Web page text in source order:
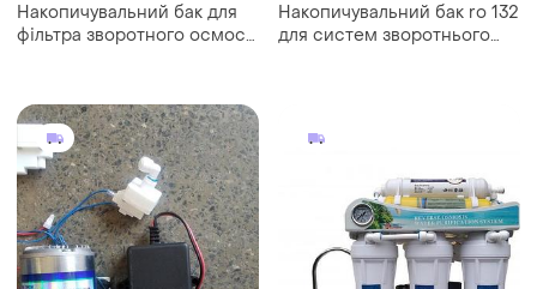
Накопичувальний бак для
фільтра зворотного осмосу
Накопичувальний бак ro 132
для систем зворотнього